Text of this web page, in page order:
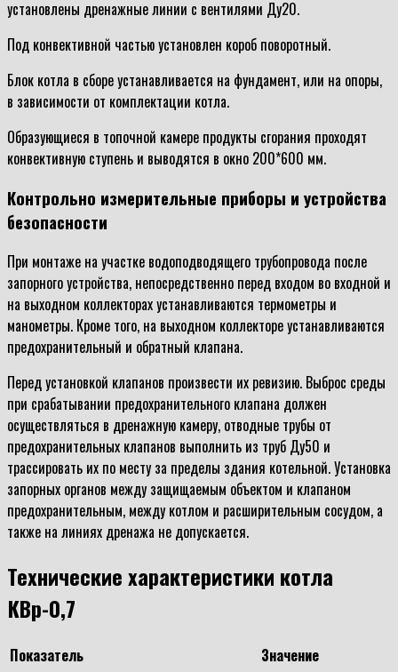
установлены дренажные линии с вентилями Ду20.
Под конвективной частью установлен короб поворотный.
Блок котла в сборе устанавливается на фундамент, или на опоры,
в зависимости от комплектации котла.
Образующиеся в топочной камере продукты сгорания проходят
конвективную ступень и выводятся в окно 200*600 мм.
Контрольно измерительные приборы и устройства
безопасности
При монтаже на участке водоподводящего трубопровода после
запорного устройства, непосредственно перед входом во входной и
на выходном коллекторах устанавливаются термометры и
манометры. Кроме того, на выходном коллекторе устанавливаются
предохранительный и обратный клапана.
Перед установкой клапанов произвести их ревизию. Выброс среды
при срабатывании предохранительного клапана должен
осуществляться в дренажную камеру, отводные трубы от
предохранительных клапанов выполнить из труб Ду50 и
трассировать их по месту за пределы здания котельной. Установка
запорных органов между защищаемым объектом и клапаном
предохранительным, между котлом и расширительным сосудом, а
также на линиях дренажа не допускается.
Технические характеристики котла
КВр-0,7
Показатель Значение